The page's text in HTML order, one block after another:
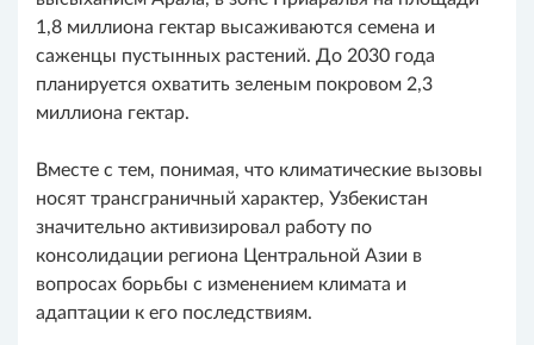
1,8 миллиона гектар высаживаются семена и
саженцы пустынных растений. До 2030 года
планируется охватить зеленым покровом 2,3
миллиона гектар.
Вместе с тем, понимая, что климатические вызовы
носят трансграничный характер, Узбекистан
значительно активизировал работу по
консолидации региона Центральной Азии в
вопросах борьбы с изменением климата и
адаптации к его последствиям.